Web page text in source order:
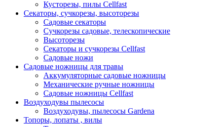
Кусторезы, пилы Cellfast
Секаторы, сучкорезы, высоторезы
Садовые секаторы
Сучкорезы садовые, телескопические
Высоторезы
Секаторы и сучкорезы Cellfast
Садовые ножи
Садовые ножницы для травы
Аккумуляторные садовые ножницы
Механические ручные ножницы
Садовые ножницы Cellfast
Воздуходувы пылесосы
Воздуходувы, пылесосы Gardena
Топоры, лопаты , вилы